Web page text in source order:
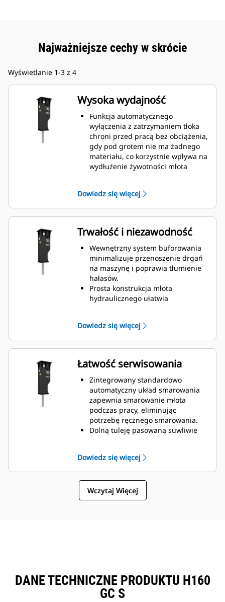
Najważniejsze cechy w skrócie
Wyświetlanie 1-3 z 4
Wysoka wydajność
Funkcja automatycznego
wyłączenia z zatrzymaniem tłoka
chroni przed pracą bez obciążenia,
gdy pod grotem nie ma żadnego
materiału, co korzystnie wpływa na
wydłużenie żywotności młota
umożliwiająca wybór między dużą
prędkością tłoka lub maksymalną
mocą, umożliwia zwiększenie
wydajności i produkcji w miejscu
pracy.
Standardowa funkcja wyciszenia
pozwala na pracę z użyciem młota
hydraulicznego GC S we
wrażliwych lokalizacjach, takich jak
osiedla mieszkaniowe czy szpitale,
objętych ograniczeniem emisji
Dowiedz się więcej
Trwałość i niezawodność
Wewnętrzny system buforowania
minimalizuje przenoszenie drgań
na maszynę i poprawia tłumienie
hałasów.
Prosta konstrukcja młota
hydraulicznego ułatwia
obniżenie kosztów posiadania i
eksploatacji.
Elementy hydrauliczne są
chronione przed uszkodzeniem
wewnątrz obudowy, co pomaga
skrócić czas przestojów w miejscu
pracy.
Dowiedz się więcej
Łatwość serwisowania
Zintegrowany standardowo
automatyczny układ smarowania
zapewnia smarowanie młota
podczas pracy, eliminując
potrzebę ręcznego smarowania.
Dolną tuleję pasowaną suwliwie
serwisowania.
Napełnienie młota hydraulicznego
gazem można sprawdzać bez
wymontowywania go z maszyny.
Łatwy i szybki dostęp do stref
Dowiedz się więcej
Wczytaj Więcej
DANE TECHNICZNE PRODUKTU H160
GC S